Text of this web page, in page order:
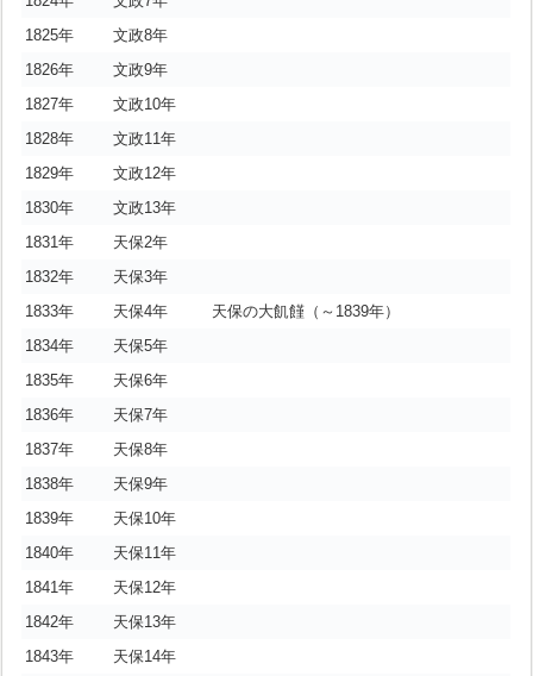
1825年
文政8年
1826年
文政9年
1827年
文政10年
1828年
文政11年
1829年
文政12年
1830年
文政13年
1831年
天保2年
1832年
天保3年
1833年
天保4年
天保の大飢饉（～1839年）
1834年
天保5年
1835年
天保6年
1836年
天保7年
1837年
天保8年
1838年
天保9年
1839年
天保10年
1840年
天保11年
1841年
天保12年
1842年
天保13年
1843年
天保14年